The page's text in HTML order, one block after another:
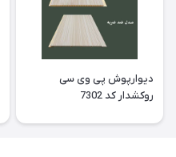
دیوارپوش پی وی سی
روکشدار کد 7302